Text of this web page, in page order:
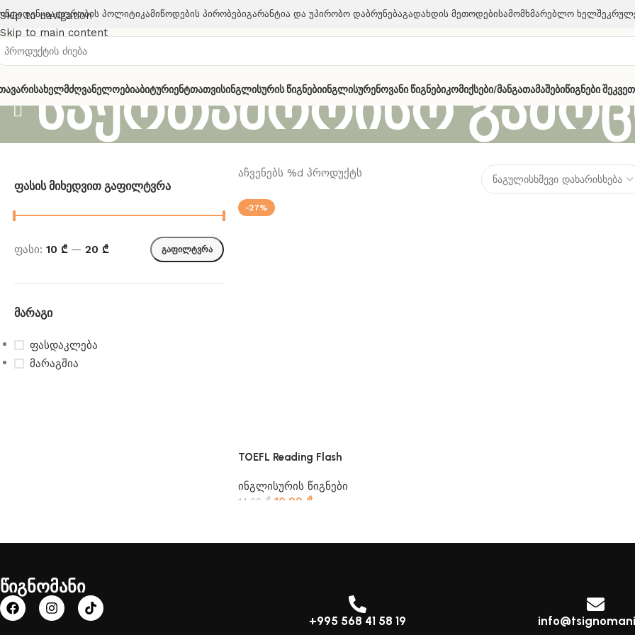
Skip to navigation
Skip to main content
ᲞოლიტიკაᲛიწოდების ᲞირობებიᲒარანტია Და Უპირობო ᲓაბრუნებაᲒადახდის ᲛეთოდებიᲡამომხმარებლო
ᲡახელმძღვანელოებიᲐბიტურიენტთათვისᲘნგლისურის ᲬიგნებიᲘნგლისურენოვანი ᲬიგნებიᲙომიქსები/მანგაᲗამაშებიᲬიგნები
საერთაშორისო
Ფასის Მიხედვით Გაფილტვრა
გაფილტვრა
ფასი: 10 ₾— 20 ₾
Მარაგი
ფასდაკლება
მარაგშია
აჩვენებს %d პროდუქტს
-27%
TOEFL Reading Flash
ინგლისურის წიგნები
14.99 ₾ 10.99 ₾
წიგნომანი
+995 568 41 58 19